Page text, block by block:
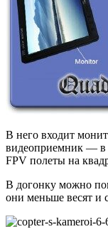
В него входит
видеоприемник — в
FPV полеты на
В догонку можно
они меньше весят и